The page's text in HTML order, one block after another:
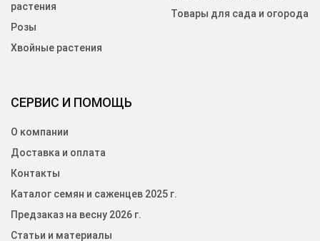
СЕРВИС И ПОМОЩЬ
О компании
Доставка и оплата
Контакты
Каталог семян и саженцев 2025 г.
Предзаказ на весну 2026 г.
Статьи и материалы
растения
Розы
Хвойные растения
Товары для сада и огорода